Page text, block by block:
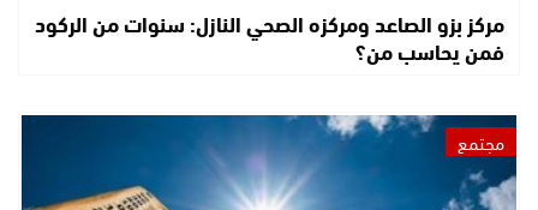
مركز بزو الصاعد ومركزه الصحي النازل: سنوات من الركود
فمن يحاسب من؟
مجتمع